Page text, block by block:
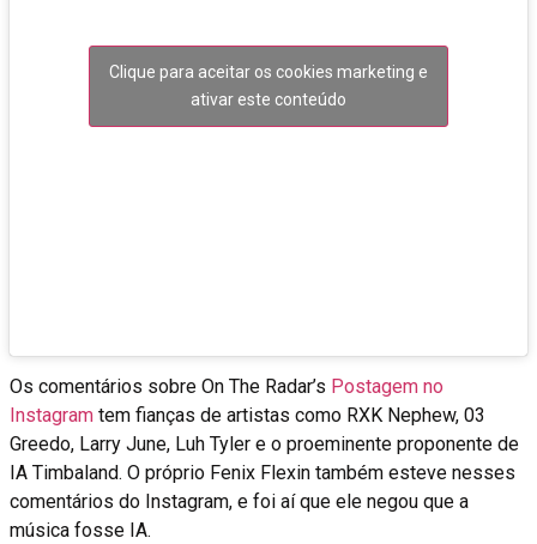
Clique para aceitar os cookies marketing e
ativar este conteúdo
Os comentários sobre On The Radar’s Postagem no
Instagram tem fianças de artistas como RXK Nephew, 03
Greedo, Larry June, Luh Tyler e o proeminente proponente de
IA Timbaland. O próprio Fenix ​​Flexin também esteve nesses
comentários do Instagram, e foi aí que ele negou que a
música fosse IA.